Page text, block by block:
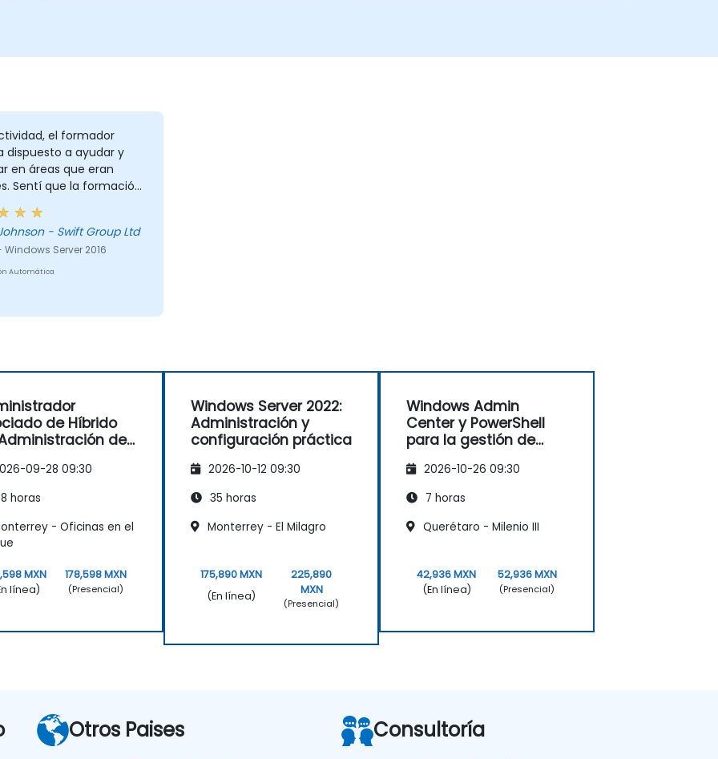
el formador
dispuesto a ayudar y
en áreas que eran
Sentí que la formación
útil para mí.
- Swift Group Ltd
Windows Server 2016
Automática
de Híbrido
de
09-28 09:30
horas
- Oficinas en el
MXN
línea)
178,598 MXN
(Presencial)
Windows Server 2022:
Administración y
configuración práctica
2026-10-12 09:30
35 horas
Monterrey - El Milagro
175,890 MXN
(En línea)
225,890
MXN
(Presencial)
Windows Admin
Center y PowerShell
para la gestión de
2026-10-26 09:30
7 horas
Querétaro - Milenio III
42,936 MXN
(En línea)
52,936 MXN
(Presencial)
Otros Paises Consultoría